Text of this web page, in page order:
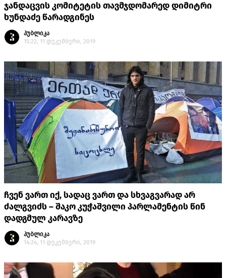
ჯანდაცვის კომიტეტის თავმჯდომარედ დიმიტრი
ხუნდაძე წარადგინეს
პუბლიკა
15:22, 11 დეკემბერი, 2019
ჩვენ ვართ იქ, სადაც ვართ და სხვაგვარად არ
ძალგვიძს – შაკო კუჭაშვილი პარლამენტის წინ
დადგმულ კარავზე
პუბლიკა
14:24, 11 დეკემბერი, 2019